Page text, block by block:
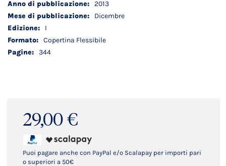
29,00 €
Puoi pagare anche con PayPal e/o Scalapay per importi pari
o superiori a 50€
2013
Dicembre
I
Copertina Flessibile
344